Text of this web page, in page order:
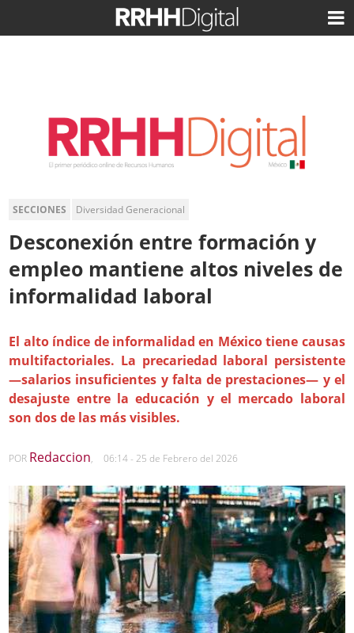
SECCIONES Diversidad Generacional
Desconexión entre formación y
empleo mantiene altos niveles de
informalidad laboral
El alto índice de informalidad en México tiene causas
multifactoriales. La precariedad laboral persistente
—salarios insuficientes y falta de prestaciones— y el
desajuste entre la educación y el mercado laboral
son dos de las más visibles.
POR Redaccion, 06:14 - 25 de Febrero del 2026